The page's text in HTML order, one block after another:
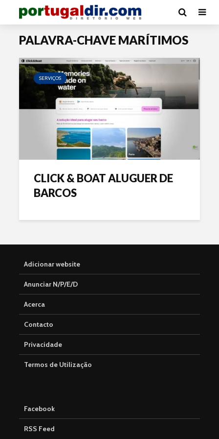
PALAVRA-CHAVE MARÍTIMOS
SERVIÇOS
CLICK & BOAT ALUGUER DE
BARCOS
Adicionar website
Anunciar N/P/E/D
Acerca
Contacto
Privacidade
Termos de Utilização
Facebook
RSS Feed